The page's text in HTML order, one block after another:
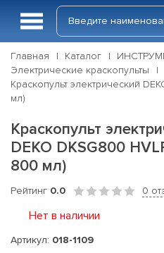
Главная Каталог
Электрические краскопульты
Краскопульт электрический
мл)
Краскопульт
DEKO DKSG800
800 мл)
Рейтинг 0.0 0
Нет в наличии
Артикул: 018-1109